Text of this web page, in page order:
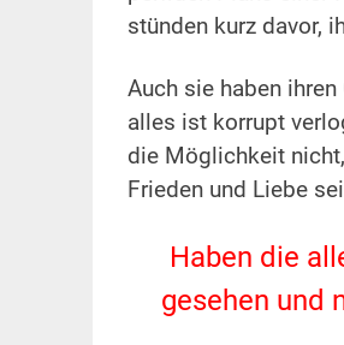
stünden kurz davor,
Auch sie haben
alles ist korrupt
die Möglichkeit
Frieden und Liebe
Haben die
gesehen und